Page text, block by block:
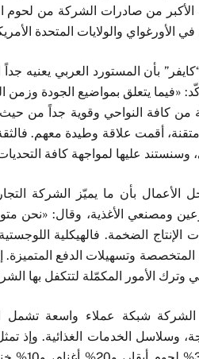
من صادرات الشركة من لحوم
الأورغواي والولايات المتحدة
بأن المستورد العربي يعنيه
«فيما يتعلق بمواضيع الجودة وزمن
من كافة النواحي وقوية جداً من حيث
أقمت علاقة وطيدة معهم. فالثقة
وسنستند عليها لمواجهة كافة
الأعمال بأن ما يميّز الشركة
ومصنعي الأغذية، وقال: «نحن
الإنتاج الضخمة. فالهيكلية
المتخصصة وتسهيلات الدفع المتميزة.
وترك الأمور المكمّلة لتتكفل بها
الشركة شبكة عملاء واسعة تشمل